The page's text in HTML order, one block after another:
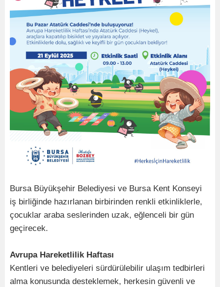
Bursa Büyükşehir Belediyesi ve Bursa Kent Konseyi
iş birliğinde hazırlanan birbirinden renkli etkinliklerle,
çocuklar araba seslerinden uzak, eğlenceli bir gün
geçirecek.
Avrupa Hareketlilik Haftası
Kentleri ve belediyeleri sürdürülebilir ulaşım tedbirleri
alma konusunda desteklemek, herkesin güvenli ve